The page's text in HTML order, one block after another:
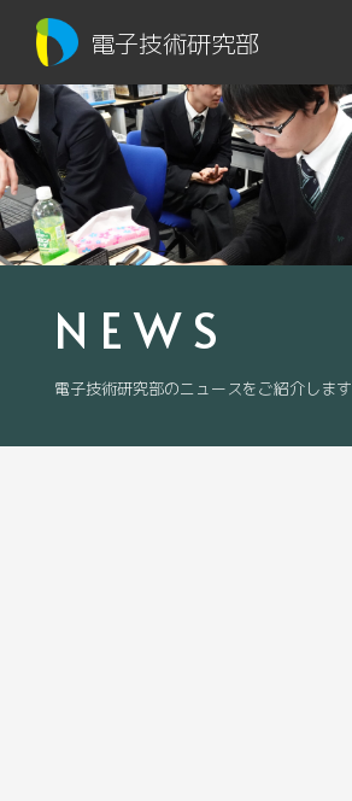
電子技術研究部
NEWS
電子技術研究部のニュースをご紹介します